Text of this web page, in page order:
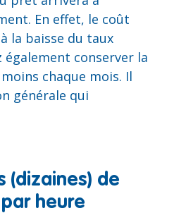
En effet, le coût
la baisse du taux
également conserver la
chaque mois. Il
générale qui
(dizaines) de
heure